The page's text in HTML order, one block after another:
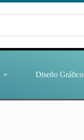
Diseño Gráfico